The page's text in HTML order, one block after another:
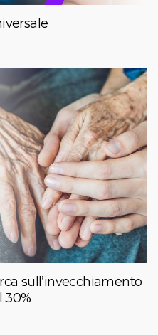
sull’invecchiamento
30%